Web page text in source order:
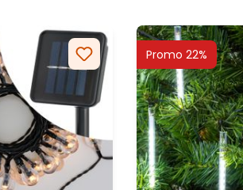
Promo 22%